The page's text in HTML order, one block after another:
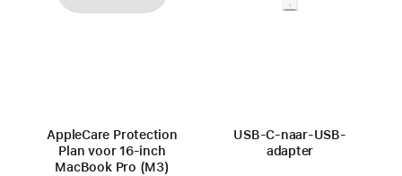
AppleCare Protection
Plan voor 16‑inch
MacBook Pro (M3)
USB‑C-naar-USB-
adapter